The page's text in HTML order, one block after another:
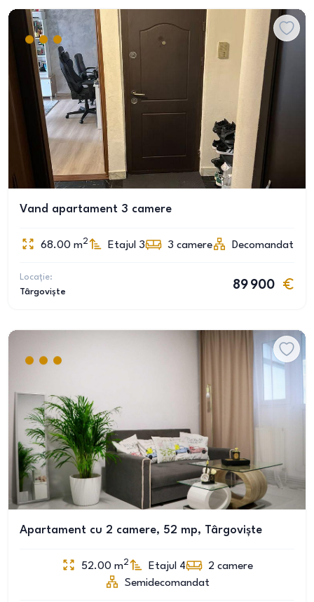
Vand apartament 3 camere
68.00 m2 Etajul 3 3 camere Decomandat
Locație:
Târgoviște
89 900
Apartament cu 2 camere, 52 mp, Târgoviște
52.00 m2 Etajul 4 2 camere
Semidecomandat